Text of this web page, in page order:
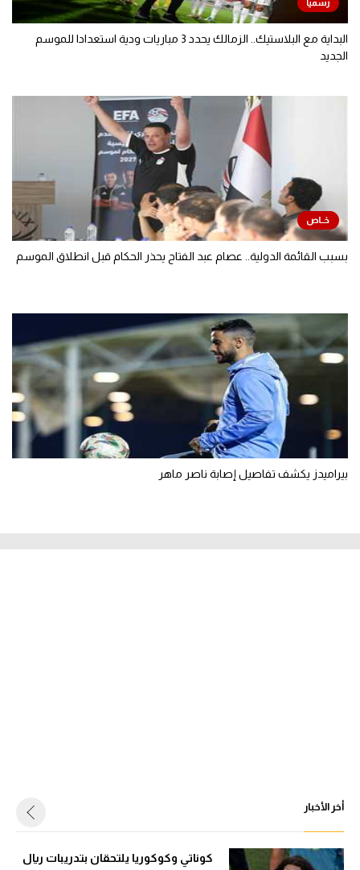
البداية مع البلاستيك.. الزمالك يحدد 3 مباريات ودية استعدادا للموسم
الجديد
بسبب القائمة الدولية.. عصام عبد الفتاح يحذر الحكام قبل انطلاق الموسم
بيراميدز يكشف تفاصيل إصابة ناصر ماهر
أخر الأخبار
كوناتي وكوكوريا يلتحقان بتدريبات ريال